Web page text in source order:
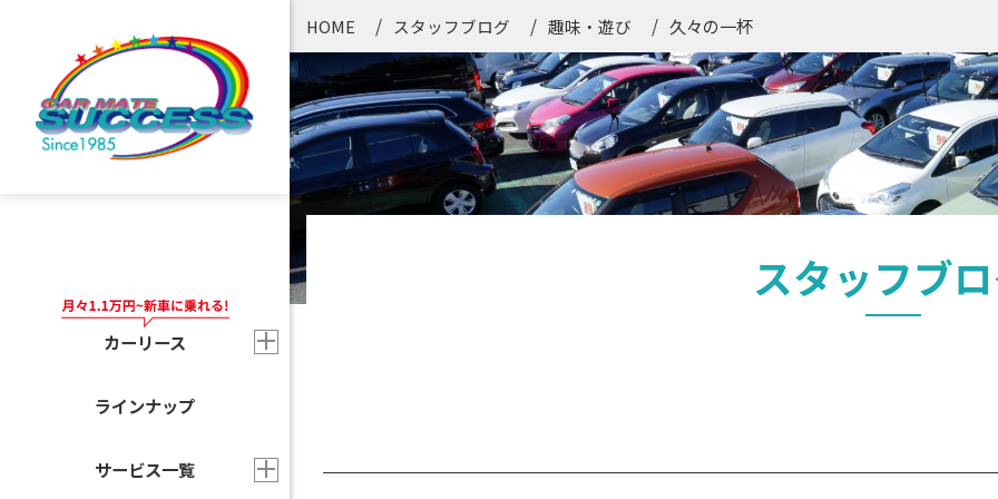
カーリース
ラインナップ
サービス一覧
HOME スタッフブログ 趣味・遊び 久々の一杯
スタッフブ